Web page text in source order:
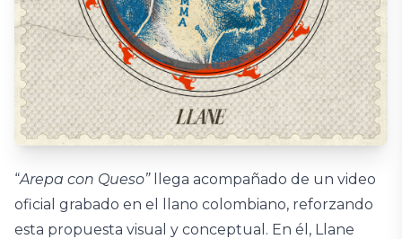
“Arepa con Queso”llega acompañado de un video
oficial grabado en el llano colombiano, reforzando
esta propuesta visual y conceptual. En él, Llane